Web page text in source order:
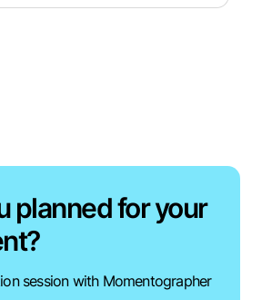
planned for your
session with Momentographer